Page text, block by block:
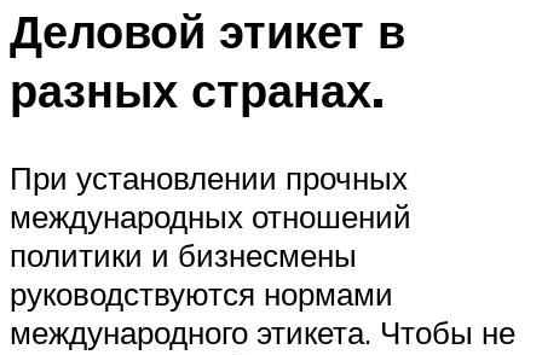
Деловой этикет в
разных странах.
При установлении прочных
международных отношений
политики и бизнесмены
руководствуются нормами
международного этикета. Чтобы не